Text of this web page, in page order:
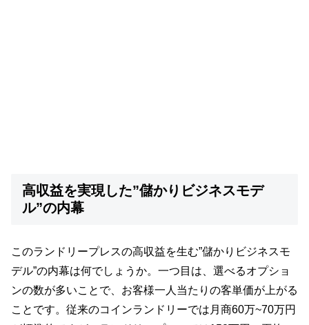
高収益を実現した”儲かりビジネスモデ
ル”の内幕
このランドリープレスの高収益を生む”儲かりビジネスモ
デル”の内幕は何でしょうか。一つ目は、選べるオプショ
ンの数が多いことで、お客様一人当たりの客単価が上がる
ことです。従来のコインランドリーでは月商60万~70万円